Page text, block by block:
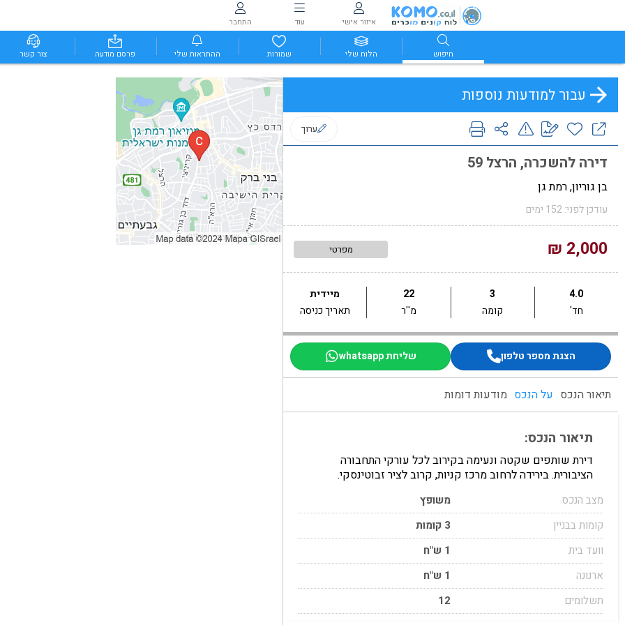
איזור אישי עוד התחבר
חיפוש הלוח שלי שמורות ההתראות שלי פרסם מודעה צור קשר
עבור למודעות נוספות
ערוך
דירה להשכרה, הרצל 59
בן גוריון, רמת גן
עודכן לפני: 152 ימים
2,000 ₪ מפרטי
4.0
חד'
3
קומה
22
מ''ר
מיידית
תאריך כניסה
הצגת מספר טלפון שליחת whatsapp
תיאור הנכס על הנכס מודעות דומות
תיאור הנכס:
דירת שותפים שקטה ונעימה בקירוב לכל עורקי התחבורה
הציבורית. בירידה לרחוב מרכז קניות, קרוב לציר זבוטינסקי.
מצב הנכס
משופץ
קומות בבניין
3 קומות
וועד בית
1 ש"ח
ארנונה
1 ש"ח
תשלומים
12